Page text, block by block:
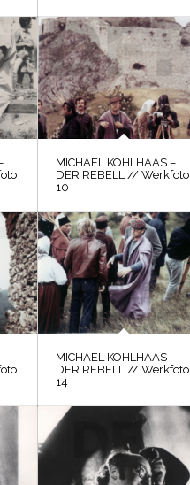
MICHAEL KOHLHAAS –
DER REBELL // Werkfoto
10
MICHAEL KOHLHAAS –
DER REBELL // Werkfoto
14